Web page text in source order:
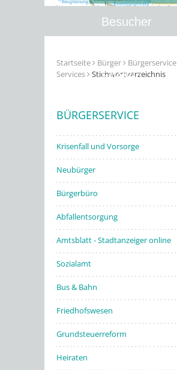
Besucher
Erleben
Startseite Bürger Bürgerservice
Services
Stichwortverzeichnis
BÜRGERSERVICE
Krisenfall und Vorsorge
Neubürger
Bürgerbüro
Abfallentsorgung
Amtsblatt - Stadtanzeiger online
Sozialamt
Bus & Bahn
Friedhofswesen
Grundsteuerreform
Heiraten